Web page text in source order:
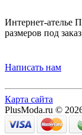
Интернет-
размеров под
Написать нам
Карта сайта
PlusModa.ru ©